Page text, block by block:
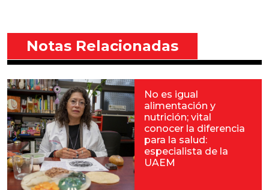
Notas Relacionadas
No es igual
alimentación y
nutrición; vital
conocer la diferencia
para la salud:
especialista de la
UAEM